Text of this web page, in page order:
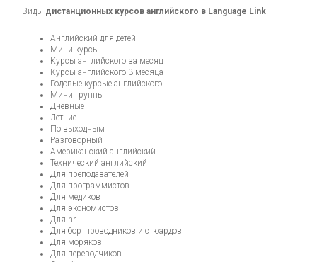
Виды дистанционных курсов английского в Language Link
Английский для детей
Мини курсы
Курсы английского за месяц
Курсы английского 3 месяца
Годовые курсые английского
Мини группы
Дневные
Летние
По выходным
Разговорный
Американский английский
Технический английский
Для преподавателей
Для программистов
Для медиков
Для экономистов
Для hr
Для бортпроводников и стюардов
Для моряков
Для переводчиков